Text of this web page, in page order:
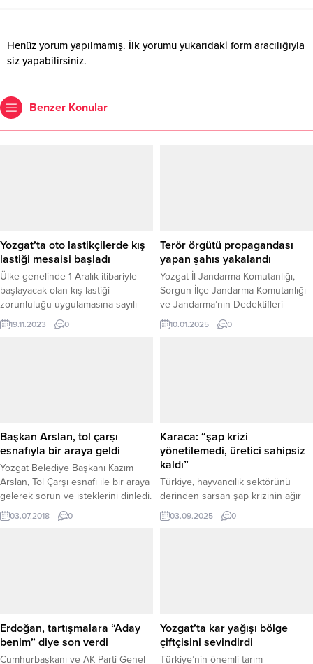
Henüz yorum yapılmamış. İlk yorumu yukarıdaki form aracılığıyla
siz yapabilirsiniz.
Benzer Konular
Yozgat’ta oto lastikçilerde kış
lastiği mesaisi başladı
Ülke genelinde 1 Aralık itibariyle
başlayacak olan kış lastiği
zorunluluğu uygulamasına sayılı
günlerin kala araç sahipleri kış
lastiklerini değiştirmek için
19.11.2023 0
Terör örgütü propagandası
yapan şahıs yakalandı
Yozgat İl Jandarma Komutanlığı,
Sorgun İlçe Jandarma Komutanlığı
ve Jandarma’nın Dedektifleri
JASAT ekipleri, terör örgütü
propagandası yapmak suçundan
arandığı suç nedeniyle
yakalanmasının gerektiği ve
yakınının yanına geleceği bilgisi...
10.01.2025 0
Başkan Arslan, tol çarşı
esnafıyla bir araya geldi
Yozgat Belediye Başkanı Kazım
Arslan, Tol Çarşı esnafı ile bir araya
gelerek sorun ve isteklerini dinledi.
Tol Çarşı’da yapılan düzenleme ve
yenileme çalışmalarının yanı sıra
03.07.2018 0
Karaca: “şap krizi
yönetilemedi, üretici sahipsiz
kaldı”
Türkiye, hayvancılık sektörünü
derinden sarsan şap krizinin ağır
sonuçlarıyla mücadele ediyor.
Anahtar Parti Yozgat İl Başkanı
açıklamada, risklerin zamanında
öngörülmemesi ve
yönetilememesinin küçük bir
03.09.2025 0
Erdoğan, tartışmalara “Aday
benim” diye son verdi
Cumhurbaşkanı ve AK Parti Genel
Yozgat’ta kar yağışı bölge
çiftçisini sevindirdi
Türkiye’nin önemli tarım